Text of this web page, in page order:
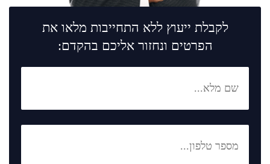
לקבלת ייעוץ ללא התחייבות מלאו את
הפרטים ונחזור אליכם בהקדם: